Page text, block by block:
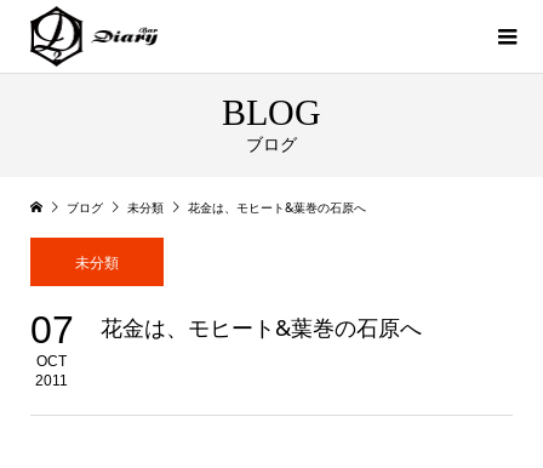
BLOG
ブログ
ブログ 未分類 花金は、モヒート&葉巻の石原へ
未分類
07
OCT
2011
花金は、モヒート&葉巻の石原へ